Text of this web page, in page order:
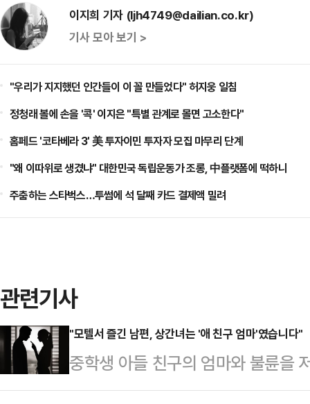
이지희 기자 (ljh4749@dailian.co.kr)
기사 모아 보기 >
"우리가 지지했던 인간들이 이 꼴 만들었다" 허지웅 일침
정청래 볼에 손을 '콕' 이지은 "특별 관계로 몰면 고소한다"
홈페드 '코타베라 3' 美 투자이민 투자자 모집 마무리 단계
"왜 이따위로 생겼냐" 대한민국 독립운동가 조롱, 中플랫폼에 떡하니
주춤하는 스타벅스…투썸에 석 달째 카드 결제액 밀려
관련기사
"모텔서 즐긴 남편, 상간녀는 '애 친구 엄마'였습니다"
중학생 아들 친구의 엄마와 불륜을
만행이 아내에 의해 알려졌다.5일